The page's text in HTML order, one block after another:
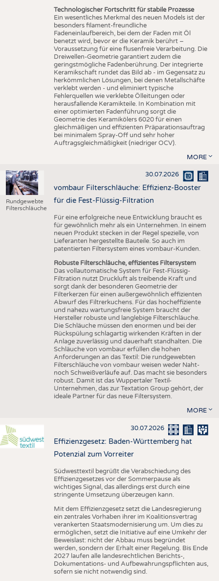
Technologischer Fortschritt für stabile Prozesse
Ein wesentliches Merkmal des neuen Models ist der
besonders filament-freundliche
Fadeneinlaufbereich, bei dem der Faden mit Öl
benetzt wird, bevor er die Keramik berührt –
Voraussetzung für eine flusenfreie Verarbeitung. Die
Dreiwellen-Geometrie garantiert zudem die
geringstmögliche Fadenberührung. Der integrierte
Keramikschaft rundet das Bild ab - im Gegensatz zu
herkömmlichen Lösungen, bei denen Metallschäfte
verklebt werden - und eliminiert typische
Fehlerquellen wie verklebte Ölleitungen oder
herausfallende Keramikteile. In Kombination mit
einer optimierten Fadenführung sorgt die
Geometrie des Keramikölers 6020 für einen
gleichmäßigen und effizienten Präparationsauftrag
bei minimalem Spray-Off und sehr hoher
Auftragsgleichmäßigkeit (niedriger OCV).
MORE
Rundgewebte
Filterschläuche
30.07.2026
vombaur Filterschläuche: Effizienz-Booster
für die Fest-Flüssig-Filtration
Für eine erfolgreiche neue Entwicklung braucht es
für gewöhnlich mehr als ein Unternehmen. In einem
neuen Produkt stecken in der Regel spezielle, von
Lieferanten hergestellte Bauteile. So auch im
patentierten Filtersystem eines vombaur-Kunden.
Robuste Filterschläuche, effizientes Filtersystem
Das vollautomatische System für Fest-Flüssig-
Filtration nutzt Druckluft als treibende Kraft und
sorgt dank der besonderen Geometrie der
Filterkerzen für einen außergewöhnlich effizienten
Abwurf des Filtrerkuchens. Für das hocheffiziente
und nahezu wartungsfreie System braucht der
Hersteller robuste und langlebige Filterschläuche.
Die Schläuche müssen den enormen und bei der
Rückspülung schlagartig wirkenden Kräften in der
Anlage zuverlässig und dauerhaft standhalten. Die
Schläuche von vombaur erfüllen die hohen
Anforderungen an das Textil: Die rundgewebten
Filterschläuche von vombaur weisen weder Naht-
noch Schweißverläufe auf. Das macht sie besonders
robust. Damit ist das Wuppertaler Textil-
Unternehmen, das zur Textation Group gehört, der
ideale Partner für das neue Filtersystem.
MORE
30.07.2026
Effizienzgesetz: Baden-Württemberg hat
Potenzial zum Vorreiter
Südwesttextil begrüßt die Verabschiedung des
Effizienzgesetzes vor der Sommerpause als
wichtiges Signal, das allerdings erst durch eine
stringente Umsetzung überzeugen kann.
Mit dem Effizienzgesetz setzt die Landesregierung
ein zentrales Vorhaben ihrer im Koalitionsvertrag
verankerten Staatsmodernisierung um. Um dies zu
ermöglichen, setzt die Initiative auf eine Umkehr der
Beweislast: nicht der Abbau muss begründet
werden, sondern der Erhalt einer Regelung. Bis Ende
2027 laufen alle landesrechtlichen Berichts-,
Dokumentations- und Aufbewahrungspflichten aus,
sofern sie nicht notwendig sind.